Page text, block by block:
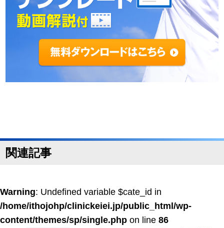
関連記事
Warning: Undefined variable $cate_id in
/home/ithojohp/clinickeiei.jp/public_html/wp-
content/themes/sp/single.php on line 86